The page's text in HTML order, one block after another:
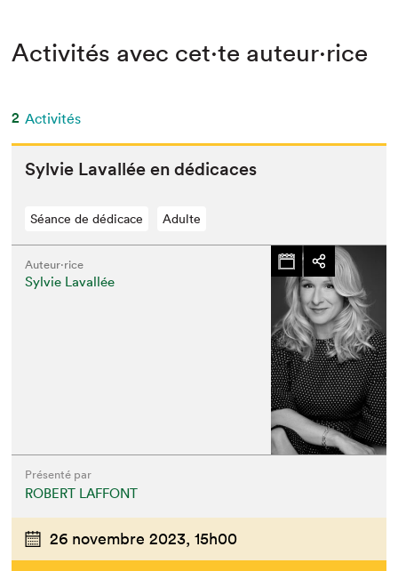
Activités avec cet·te auteur·rice
2 Activités
Sylvie Laval­lée en dédicaces
Séance de dédicace Adulte
Auteur·rice
Sylvie Lavallée
Présenté par
ROBERT LAFFONT
26 novembre 2023, 15h00